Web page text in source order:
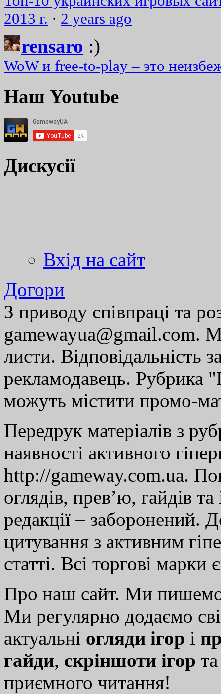
2013 г. · 2 years ago
rensaro :)
WoW и free-to-play – это
Наш Youtube
Дискусії
Вхід на сайт
Догори
З приводу співпраці та
gamewayua@gmail.com.
листи. Відповідальність
рекламодавець. Рубрика
можуть містити промо-
Передрук матеріалів з
наявності активного
http://gameway.com.ua.
оглядів, прев’ю, гайдів
редакції – заборонений.
цитування з активним
статті. Всі торгові марки
Про наш сайт. Ми
Ми регулярно додаємо
актуальні огляди ігор і
гайди, скріншоти ігор
приємного читання!